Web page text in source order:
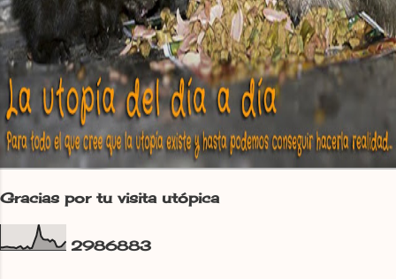
Gracias por tu visita utópica
2986883